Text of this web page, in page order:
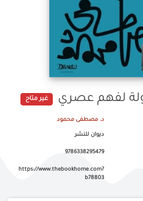
لفهم عصري غير متاح
د. مصطفى محمود
ديوان للنشر
9786338295479
https://www.thebookhome.com?
b78803